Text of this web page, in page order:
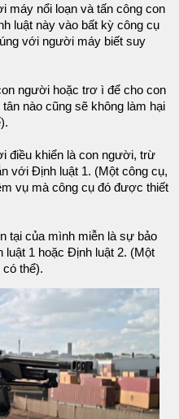
máy nổi loạn và tấn công con
luật này vào bất kỳ công cụ
với người máy biết suy
người hoặc trơ ì để cho con
nào cũng sẽ không làm hại
điều khiển là con người, trừ
với Định luật 1. (Một công cụ,
vụ mà công cụ đó được thiết
tại của mình miễn là sự bảo
luật 1 hoặc Định luật 2. (Một
thể).